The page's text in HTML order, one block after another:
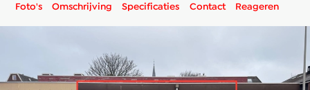
Foto's Omschrijving Specificaties Contact Reageren